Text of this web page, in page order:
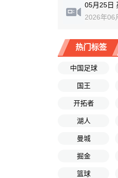
2026年06
热门标签
中国足球
国王
开拓者
湖人
曼城
掘金
篮球